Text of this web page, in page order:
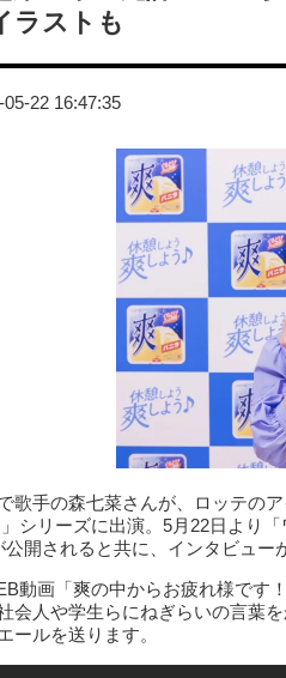
ラストも
05-22 16:47:35
歌手の森七菜さんが、ロッテの
シリーズに出演。5月22日より
公開されると共に、インタビュー
動画「爽の中からお疲れ様です
会人や学生らにねぎらいの言葉
ールを送ります。